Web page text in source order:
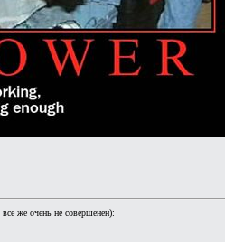
же очень не совершенен):